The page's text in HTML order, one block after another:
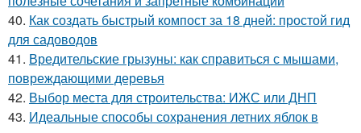
40. Как создать быстрый компост за 18 дней: простой гид
для садоводов
41. Вредительские грызуны: как справиться с мышами,
повреждающими деревья
42. Выбор места для строительства: ИЖС или ДНП
43. Идеальные способы сохранения летних яблок в